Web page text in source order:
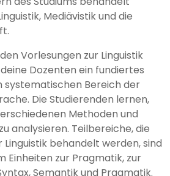
Mediävistik und die
Vorlesungen zur Linguistik
Dozenten ein fundiertes
systematischen Bereich der
Die Studierenden lernen,
Methoden und
analysieren. Teilbereiche, die
Linguistik behandelt werden, sind
Einheiten zur Pragmatik, zur
Semantik und Pragmatik.